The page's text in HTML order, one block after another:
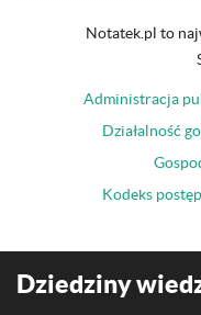
Notatek.pl to
Administracja
Działalność
Kodeks
Dziedziny